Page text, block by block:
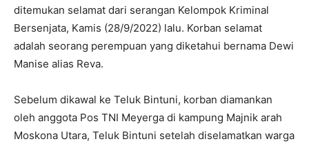
ditemukan selamat dari serangan Kelompok Kriminal
Bersenjata, Kamis (28/9/2022) lalu. Korban selamat
adalah seorang perempuan yang diketahui bernama Dewi
Manise alias Reva.
Sebelum dikawal ke Teluk Bintuni, korban diamankan
oleh anggota Pos TNI Meyerga di kampung Majnik arah
Moskona Utara, Teluk Bintuni setelah diselamatkan warga